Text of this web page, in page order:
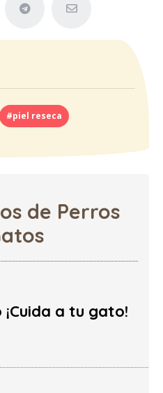
#piel reseca
de Perros
a tu gato!